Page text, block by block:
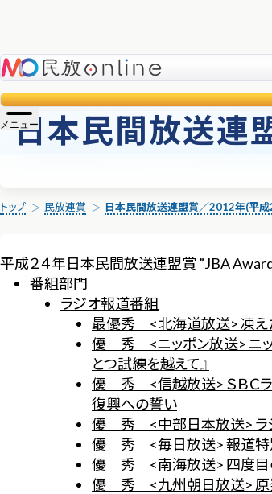
メニュー
日本民間放送連
トップ 民放連賞 日本民間放送連盟賞／2012年(平成
平成２４年日本民間放送連盟賞 ”JBA
番組部門
ラジオ報道番組
最優秀 <北海道放送> 凍え
優 秀 <ニッポン放送> ニッ
とつ試練を越えて』
優 秀 <信越放送> ＳＢＣラ
復興への誓い
優 秀 <中部日本放送> ラ
優 秀 <毎日放送> 報道特
優 秀 <南海放送> 四度目
優 秀 <九州朝日放送> 原